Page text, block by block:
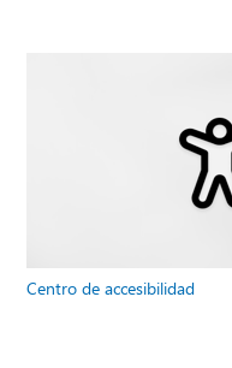
Centro de accesibilidad